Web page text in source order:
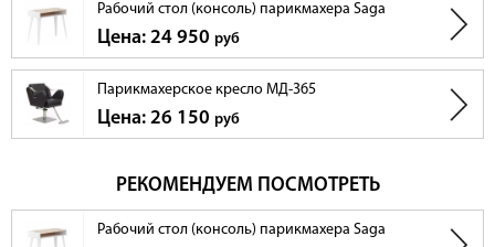
Рабочий стол (консоль) парикмахера Saga
Цена: 24 950 руб
Парикмахерское кресло МД-365
Цена: 26 150 руб
РЕКОМЕНДУЕМ ПОСМОТРЕТЬ
Рабочий стол (консоль) парикмахера Saga